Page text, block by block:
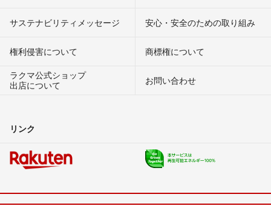
サステナビリティメッセージ 安心・安全のための取り組み
権利侵害について
商標権について
ラクマ公式ショップ
出店について
お問い合わせ
リンク